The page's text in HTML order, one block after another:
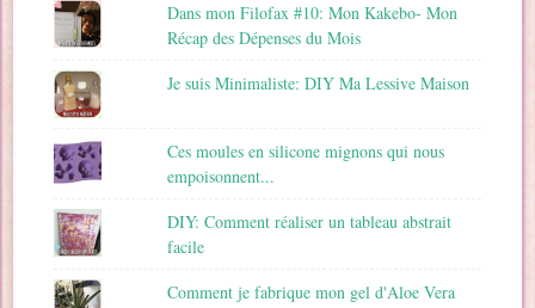
Dans mon Filofax #10: Mon Kakebo- Mon
Récap des Dépenses du Mois
Je suis Minimaliste: DIY Ma Lessive Maison
Ces moules en silicone mignons qui nous
empoisonnent...
DIY: Comment réaliser un tableau abstrait
facile
Comment je fabrique mon gel d'Aloe Vera